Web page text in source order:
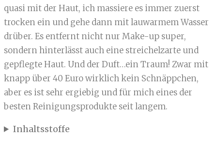
quasi mit der Haut, ich massiere es immer zuerst
trocken ein und gehe dann mit lauwarmem Wasser
drüber. Es entfernt nicht nur Make-up super,
sondern hinterlässt auch eine streichelzarte und
gepflegte Haut. Und der Duft…ein Traum! Zwar mit
knapp über 40 Euro wirklich kein Schnäppchen,
aber es ist sehr ergiebig und für mich eines der
besten Reinigungsprodukte seit langem.
Inhaltsstoffe